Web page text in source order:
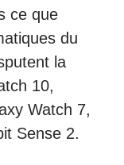
ce que
du
la
10,
Watch 7,
Sense 2.